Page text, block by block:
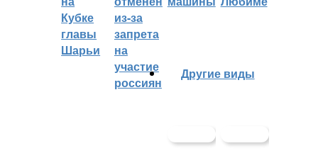
Кубке
главы
Шарьи
из-за
запрета
на
участие
россиян
Другие виды